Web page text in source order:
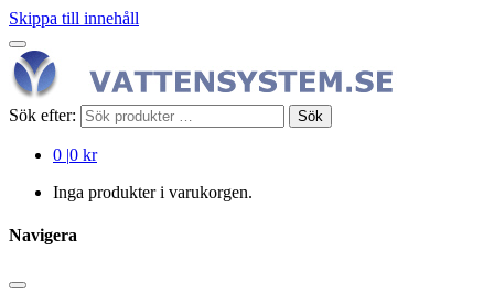
Skippa till innehåll
Sök efter: Sök
0 |0 kr
Inga produkter i varukorgen.
Navigera